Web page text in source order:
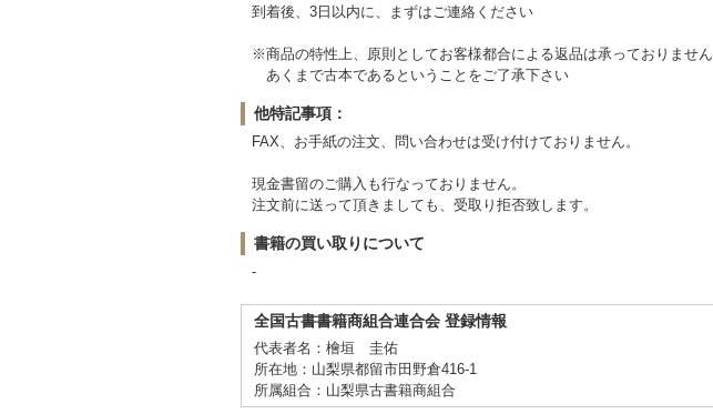
到着後、3日以内に、まずはご連絡ください
※商品の特性上、原則としてお客様都合による返品は承っておりません
あくまで古本であるということをご了承下さい
他特記事項：
FAX、お手紙の注文、問い合わせは受け付けておりません。
現金書留のご購入も行なっておりません。
注文前に送って頂きましても、受取り拒否致します。
書籍の買い取りについて
-
全国古書書籍商組合連合会 登録情報
代表者名：檜垣 圭佑
所在地：山梨県都留市田野倉416-1
所属組合：山梨県古書籍商組合